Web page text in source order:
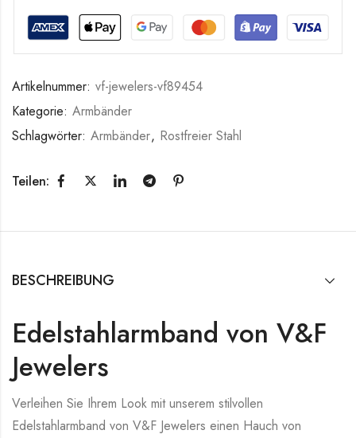
Artikelnummer: vf-jewelers-vf89454
Kategorie: Armbänder
Schlagwörter: Armbänder, Rostfreier Stahl
Teilen:
BESCHREIBUNG
Edelstahlarmband von V&F
Jewelers
Verleihen Sie Ihrem Look mit unserem stilvollen
Edelstahlarmband von V&F Jewelers einen Hauch von